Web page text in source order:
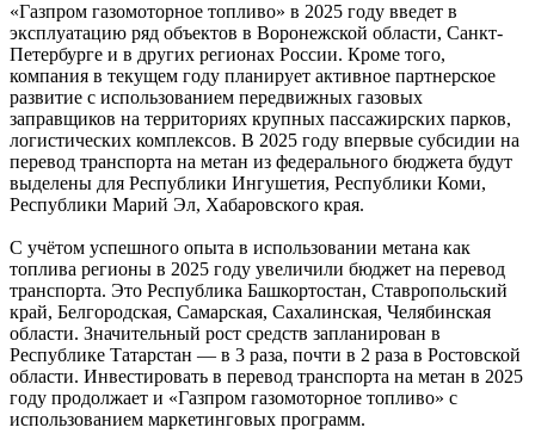
«Газпром газомоторное топливо» в 2025 году введет в
эксплуатацию ряд объектов в Воронежской области, Санкт-
Петербурге и в других регионах России. Кроме того,
компания в текущем году планирует активное партнерское
развитие с использованием передвижных газовых
заправщиков на территориях крупных пассажирских парков,
логистических комплексов. В 2025 году впервые субсидии на
перевод транспорта на метан из федерального бюджета будут
выделены для Республики Ингушетия, Республики Коми,
Республики Марий Эл, Хабаровского края.
С учётом успешного опыта в использовании метана как
топлива регионы в 2025 году увеличили бюджет на перевод
транспорта. Это Республика Башкортостан, Ставропольский
край, Белгородская, Самарская, Сахалинская, Челябинская
области. Значительный рост средств запланирован в
Республике Татарстан — в 3 раза, почти в 2 раза в Ростовской
области. Инвестировать в перевод транспорта на метан в 2025
году продолжает и «Газпром газомоторное топливо» с
использованием маркетинговых программ.